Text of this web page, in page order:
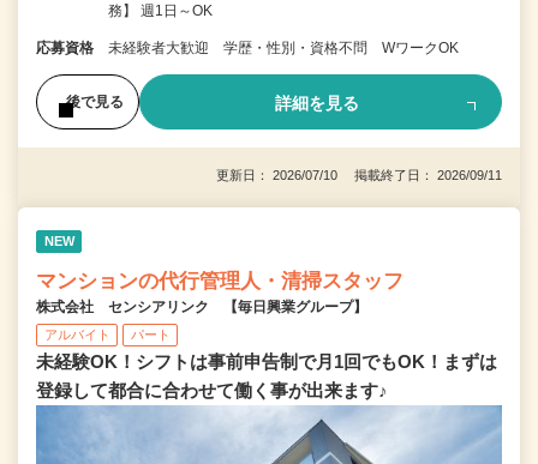
務】 週1日～OK
応募資格 未経験者大歓迎 学歴・性別・資格不問 WワークOK
後で見る 詳細を見る
更新日： 2026/07/10 掲載終了日： 2026/09/11
NEW
マンションの代行管理人・清掃スタッフ
株式会社 センシアリンク 【毎日興業グループ】
アルバイト パート
未経験OK！シフトは事前申告制で月1回でもOK！まずは
登録して都合に合わせて働く事が出来ます♪